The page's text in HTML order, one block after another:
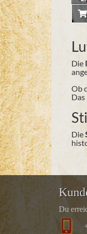
Die
Ob
Die
Du